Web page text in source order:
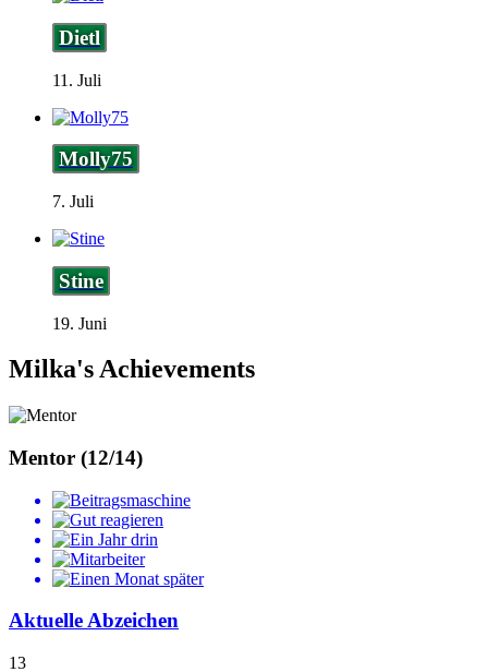
Dietl
11. Juli
Molly75
7. Juli
Stine
19. Juni
Milka's Achievements
Mentor (12/14)
Aktuelle Abzeichen
13